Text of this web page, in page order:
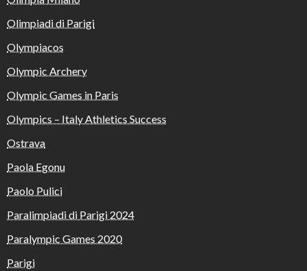
Olimpiadi di Parigi
Olympiacos
Olympic Archery
Olympic Games in Paris
Olympics – Italy Athletics Success
Ostrava
Paola Egonu
Paolo Pulici
Paralimpiadi di Parigi 2024
Paralympic Games 2020
Parigi